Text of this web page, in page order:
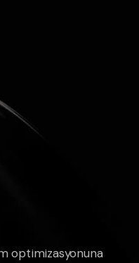
optimizasyonuna